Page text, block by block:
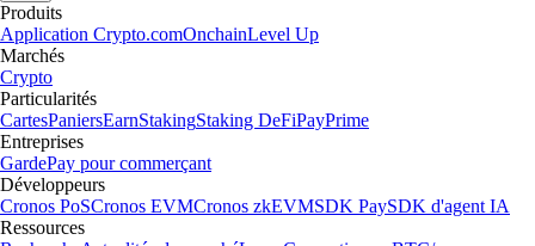
Produits
Application Crypto.comOnchainLevel Up
Marchés
Crypto
Particularités
CartesPaniersEarnStakingStaking DeFiPayPrime
Entreprises
GardePay pour commerçant
Développeurs
Cronos PoSCronos EVMCronos zkEVMSDK PaySDK d'agent IA
Ressources